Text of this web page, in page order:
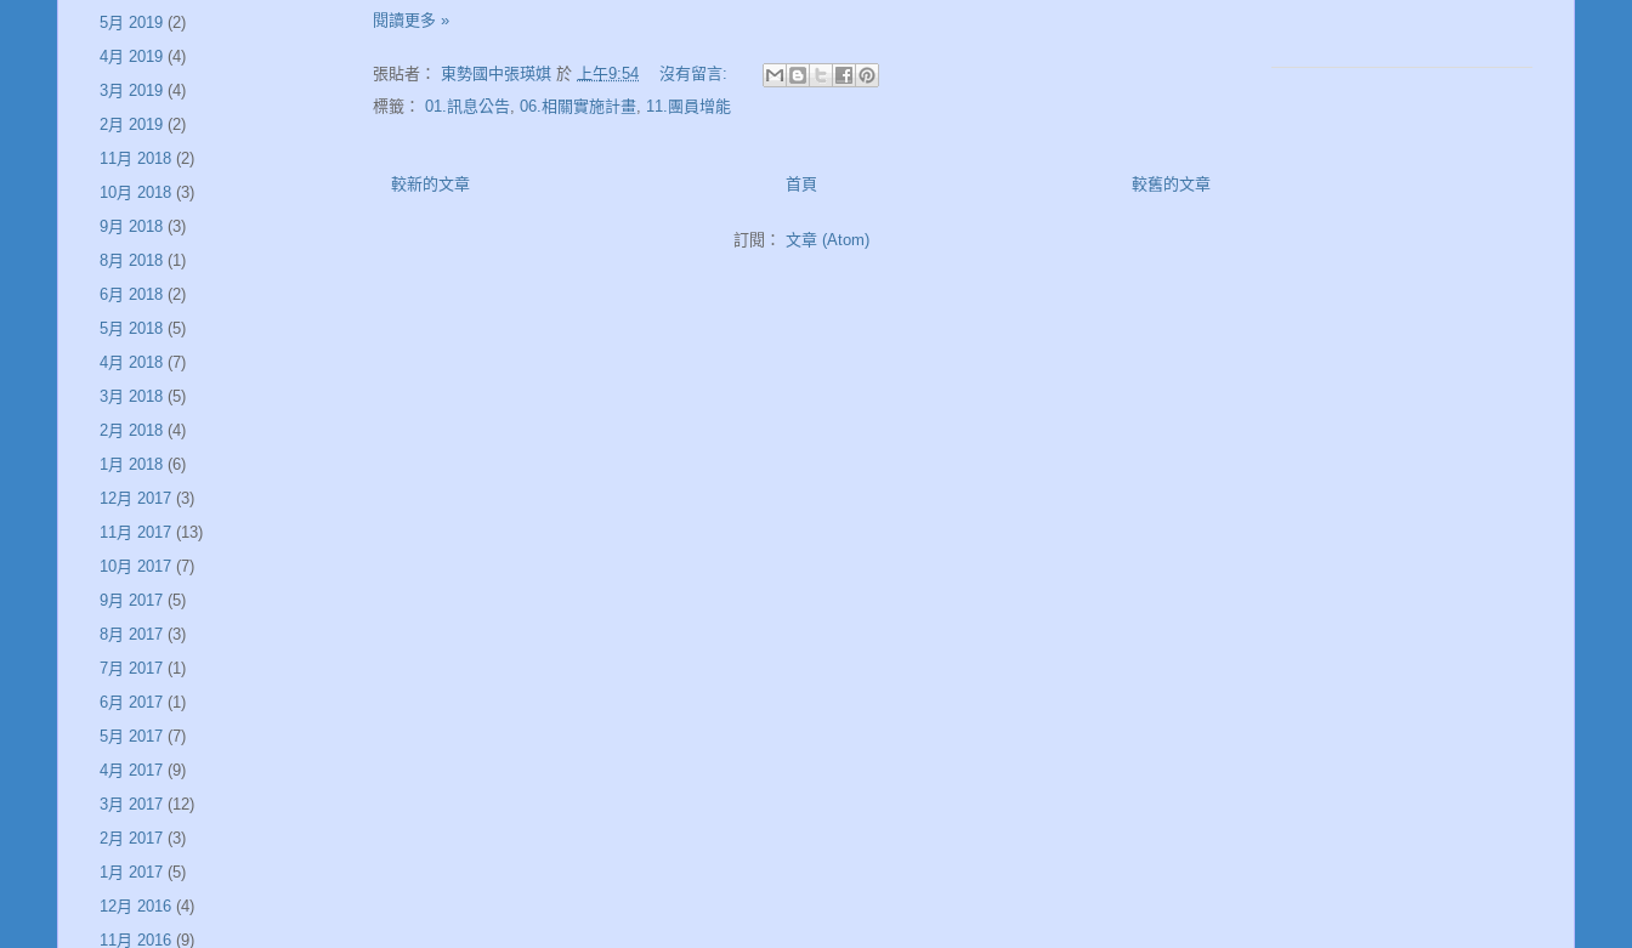
閱讀更多 »
張貼者： 東勢國中張瑛娸 於 上午9:54
沒有留言:
標籤： 01.訊息公告 06.相關實施計畫 11.團員增能
較新的文章 較舊的文章
首頁
訂閱： 文章 (Atom)
5月 2019 (2)
4月 2019 (4)
3月 2019 (4)
2月 2019 (2)
11月 2018 (2)
10月 2018 (3)
9月 2018 (3)
8月 2018 (1)
6月 2018 (2)
5月 2018 (5)
4月 2018 (7)
3月 2018 (5)
2月 2018 (4)
1月 2018 (6)
12月 2017 (3)
11月 2017 (13)
10月 2017 (7)
9月 2017 (5)
8月 2017 (3)
7月 2017 (1)
6月 2017 (1)
5月 2017 (7)
4月 2017 (9)
3月 2017 (12)
2月 2017 (3)
1月 2017 (5)
12月 2016 (4)
11月 2016 (9)